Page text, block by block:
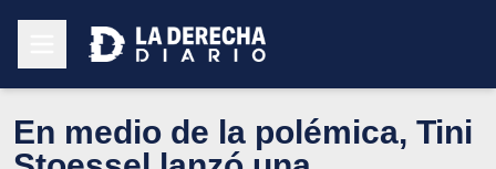
En medio de la polémica, Tini